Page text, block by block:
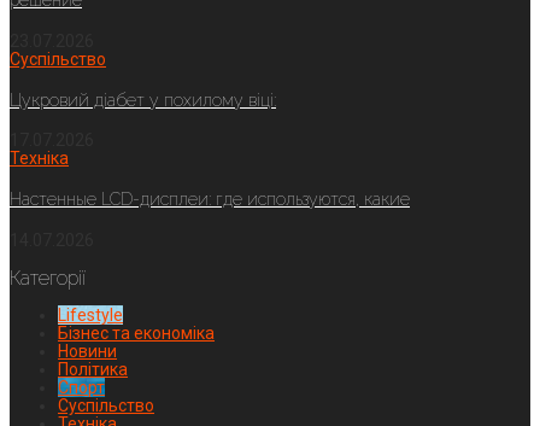
Суспільство
Цукровий діабет у похилому віці:
Техніка
Настенные LCD-дисплеи: где используются, какие
Категорії
Lifestyle
Бізнес та економіка
Новини
Політика
Спорт
Суспільство